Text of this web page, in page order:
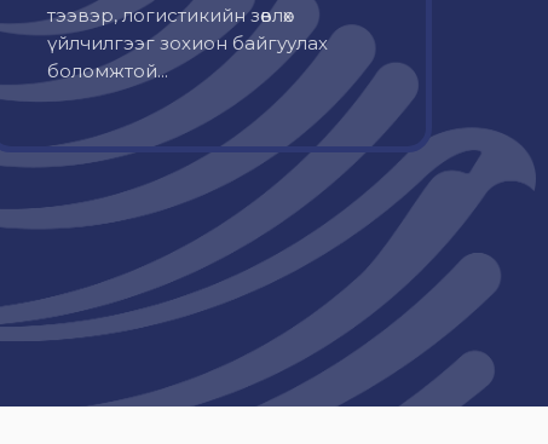
тээвэр, логистикийн зөвлөх
үйлчилгээг зохион байгуулах
боломжтой...